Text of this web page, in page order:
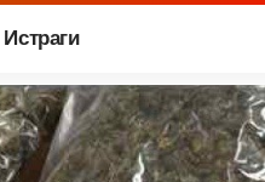
Истраги